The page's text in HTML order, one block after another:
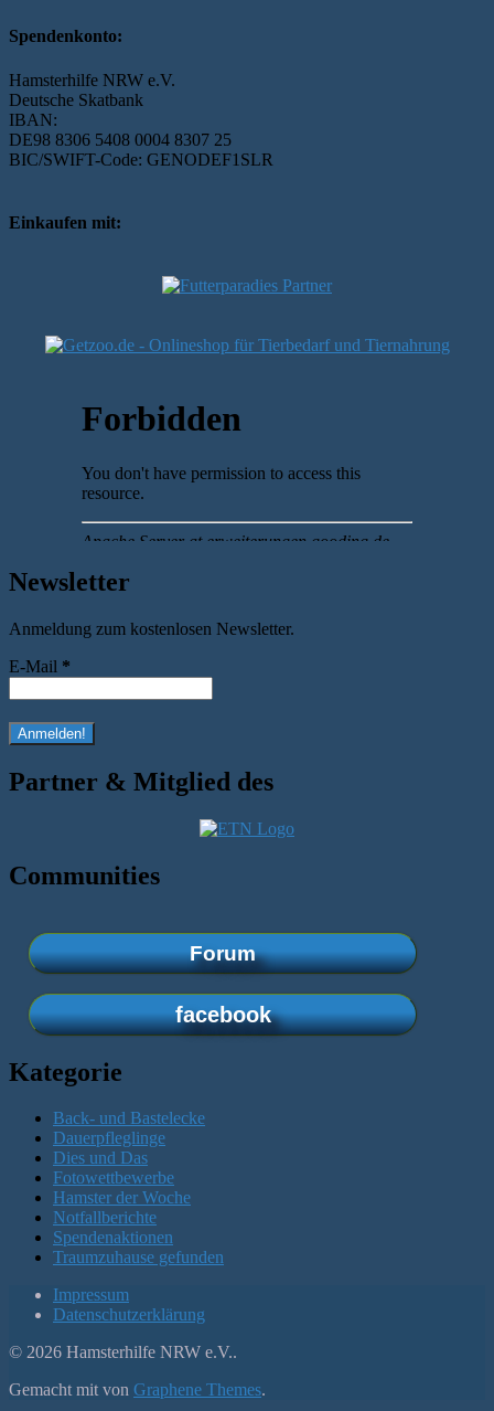
Spendenkonto:
Hamsterhilfe NRW e.V.
Deutsche Skatbank
IBAN:
DE98 8306 5408 0004 8307 25
BIC/SWIFT-Code: GENODEF1SLR
Einkaufen mit:
Newsletter
Anmeldung zum kostenlosen Newsletter.
E-Mail *
Partner & Mitglied des
Communities
Forum
facebook
Kategorie
Back- und Bastelecke
Dauerpfleglinge
Dies und Das
Fotowettbewerbe
Hamster der Woche
Notfallberichte
Spendenaktionen
Traumzuhause gefunden
Impressum
Datenschutzerklärung
© 2026 Hamsterhilfe NRW e.V..
Gemacht mitvon Graphene Themes.